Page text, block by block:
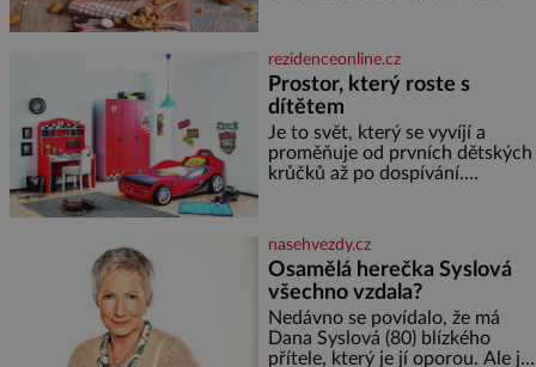
semínek dýně rozinek 3 šálky
ovesných vloček 1 lžíce mlet
rezidenceonline.cz
Prostor, který roste s
dítětem
Je to svět, který se vyvíjí a
proměňuje od prvních dětských
krůčků až po dospívání.
soustředění i odpočinek a
reaguje na každou etapu života
a specifické potřeby dítěte. Pro
nejmenší je klíčová
jednoduchost, měkkost a
bezpečí, proto by pokoj
miminka měl působit především
nasehvezdy.cz
Osamělá herečka Syslová
všechno vzdala?
Nedávno se povídalo, že má
Dana Syslová (80) blízkého
přítele, který je jí oporou. Ale je